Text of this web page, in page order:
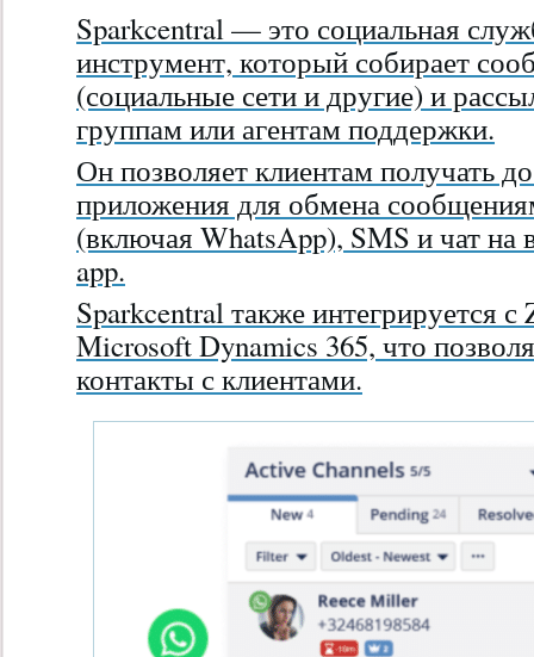
Sparkcentral — это социальная
инструмент, который собирает
(социальные сети и другие) и
группам или агентам поддержки.
Он позволяет клиентам получать
приложения для обмена
(включая WhatsApp), SMS и чат на
app.
Sparkcentral также интегрируется с
Microsoft Dynamics 365, что
контакты с клиентами.